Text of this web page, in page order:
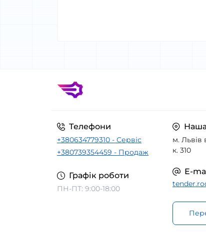
Телефони
+380634779310 - Сервіс
+380739354459 - Продаж
Графік роботи
ПН-ПТ: 9:00-18:00
м. Львів
к. 310
E-